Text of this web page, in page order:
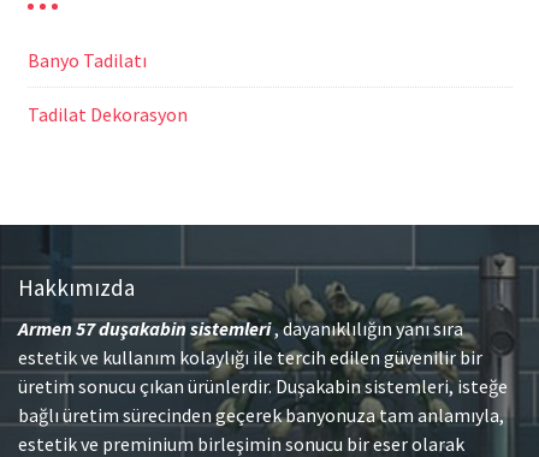
Banyo Tadilatı
Tadilat Dekorasyon
Hakkımızda
Armen 57duşakabin sistemleri, dayanıklılığın yanı sıra
estetik ve kullanım kolaylığı ile tercih edilen güvenilir bir
üretim sonucu çıkan ürünlerdir. Duşakabin sistemleri, isteğe
bağlı üretim sürecinden geçerek banyonuza tam anlamıyla,
estetik ve preminium birleşimin sonucu bir eser olarak